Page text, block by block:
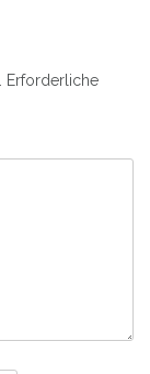
Erforderliche